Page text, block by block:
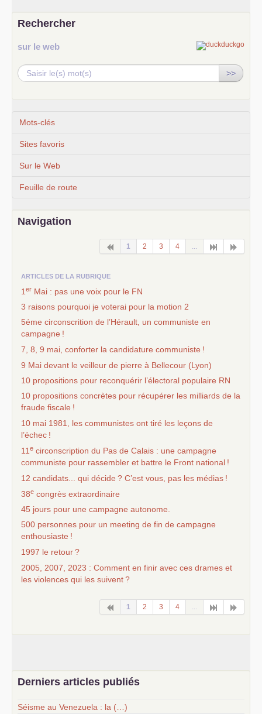
Rechercher
sur le web
>>
Mots-clés
Sites favoris
Sur le Web
Feuille de route
Navigation
1 2 3 4 ...
ARTICLES DE LA RUBRIQUE
1er Mai : pas une voix pour le FN
3 raisons pourquoi je voterai pour la motion 2
5éme circonscrition de l’Hérault, un communiste en
campagne !
7, 8, 9 mai, conforter la candidature communiste !
9 Mai devant le veilleur de pierre à Bellecour (Lyon)
10 propositions pour reconquérir l’électoral populaire RN
10 propositions concrètes pour récupérer les milliards de la
fraude fiscale !
10 mai 1981, les communistes ont tiré les leçons de
l’échec !
11e circonscription du Pas de Calais : une campagne
communiste pour rassembler et battre le Front national !
12 candidats... qui décide ? C’est vous, pas les médias !
38e congrès extraordinaire
45 jours pour une campagne autonome.
500 personnes pour un meeting de fin de campagne
enthousiaste !
1997 le retour?
2005, 2007, 2023 : Comment en finir avec ces drames et
les violences qui les suivent?
1 2 3 4 ...
Derniers articles publiés
Séisme au Venezuela : la (…)